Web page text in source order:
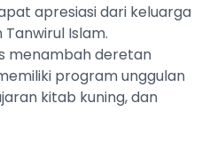
apresiasi dari keluarga
Islam.
menambah deretan
program unggulan
kitab kuning, dan